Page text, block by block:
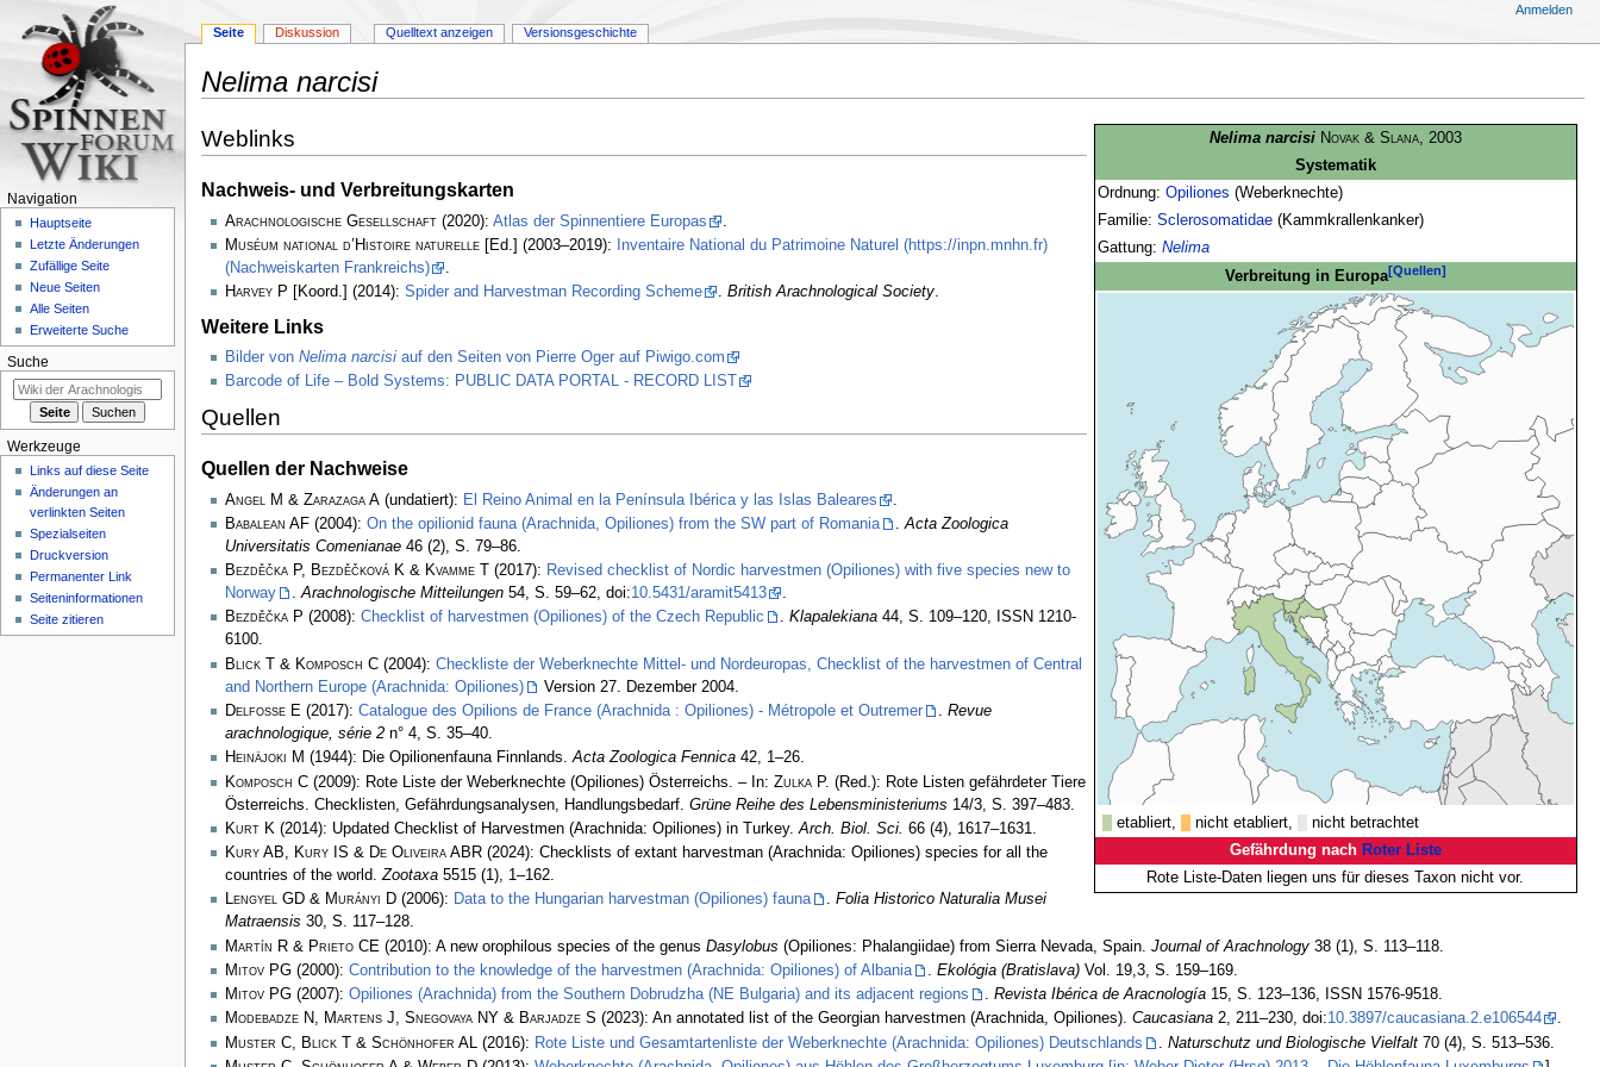
Nelima narcisi
Navigation
Suche
Nelima narcisi Novak & Slana, 2003
Systematik
Ordnung: Opiliones (Weberknechte)
Familie: Sclerosomatidae(Kammkrallenkanker)
Gattung: Nelima
Verbreitung in Europa[Quellen]
etabliert, nicht etabliert,
nicht betrachtet
Gefährdung nach Roter Liste
Rote Liste-Daten liegen uns für dieses Taxon nicht vor.
Weblinks
Nachweis- und Verbreitungskarten
Arachnologische Gesellschaft(2020): Atlas der Spinnentiere Europas
Muséum national d’Histoire naturelle[Ed.] (2003–2019):
Inventaire National du Patrimoine Naturel (https://inpn.mnhn.fr)
(Nachweiskarten Frankreichs)
.
Harvey P [Koord.] (2014): Spider and Harvestman Recording Scheme . British Arachnological Society.
Weitere Links
Bilder von Nelima narcisiauf den Seiten von Pierre Oger auf Piwigo.com
Barcode of Life – Bold Systems: PUBLIC DATA PORTAL - RECORD LIST
Quellen
Quellen der Nachweise
Angel M & Zarazaga A(undatiert): El Reino Animal en la Península Ibérica y las Islas Baleares
Babalean AF(2004): On the opilionid fauna (Arachnida, Opiliones) from the SW part of Romania .Acta Zoologica
Universitatis Comenianae46 (2), S. 79–86.
Bezděčka P, Bezděčková K & Kvamme T
(2017): Revised checklist of Nordic harvestmen (Opiliones) with five species new to
Norway
.Arachnologische Mitteilungen54, S. 59–62, doi:10.5431/aramit5413
.
Bezděčka P (2008): Checklist of harvestmen (Opiliones) of the Czech Republic . Klapalekiana44, S. 109–120, ISSN 1210-
6100.
Blick T & Komposch C(2004): Checkliste der Weberknechte Mittel- und Nordeuropas, Checklist of the harvestmen of Central
and Northern Europe (Arachnida: Opiliones)
Version 27. Dezember 2004.
Delfosse E(2017): Catalogue des Opilions de France (Arachnida : Opiliones) - Métropole et Outremer . Revue
arachnologique, série 2n° 4, S. 35–40.
Heinäjoki M (1944): Die Opilionenfauna Finnlands.Acta Zoologica Fennica42, 1–26.
Komposch C(2009): Rote Liste der Weberknechte (Opiliones) Österreichs. – In: ZulkaP. (Red.): Rote Listen gefährdeter Tiere
Österreichs. Checklisten, Gefährdungsanalysen, Handlungsbedarf. Grüne Reihe des Lebensministeriums 14/3, S. 397–483.
Kurt K (2014): Updated Checklist of Harvestmen (Arachnida: Opiliones) in Turkey. Arch. Biol. Sci. 66 (4), 1617–1631.
Kury AB, Kury IS & De Oliveira ABR(2024): Checklists of extant harvestman (Arachnida: Opiliones) species for all the
countries of the world.Zootaxa5515 (1), 1–162.
Lengyel GD & Murányi D(2006): Data to the Hungarian harvestman (Opiliones) fauna . Folia Historico Naturalia Musei
Matraensis 30, S. 117–128.
Martín R & Prieto CE (2010): A new orophilous species of the genus Dasylobus (Opiliones: Phalangiidae) from Sierra Nevada, Spain. Journal of Arachnology38 (1), S. 113–118.
Mitov PG(2000): Contribution to the knowledge of the harvestmen (Arachnida: Opiliones) of Albania . Ekológia (Bratislava)Vol. 19,3, S. 159–169.
Mitov PG(2007): Opiliones (Arachnida) from the Southern Dobrudzha (NE Bulgaria) and its adjacent regions . Revista Ibérica de Aracnología15, S. 123–136, ISSN 1576-9518.
Modebadze N, Martens J, Snegovaya NY & Barjadze S (2023): An annotated list of the Georgian harvestmen (Arachnida, Opiliones). Caucasiana2, 211–230, doi:10.3897/caucasiana.2.e106544
.
Muster C, Blick T & Schönhofer AL
(2016): Rote Liste und Gesamtartenliste der Weberknechte (Arachnida: Opiliones) Deutschlands Naturschutz und Biologische Vielfalt70 (4), S. 513–536.
Seite Diskussion Quelltext anzeigen Versionsgeschichte
Anmelden
Navigation
Hauptseite
Letzte Änderungen
Zufällige Seite
Neue Seiten
Alle Seiten
Erweiterte Suche
Suche
Werkzeuge
Links auf diese Seite
Änderungen an
verlinkten Seiten
Spezialseiten
Druckversion
Permanenter Link
Seiten­­informationen
Seite zitieren